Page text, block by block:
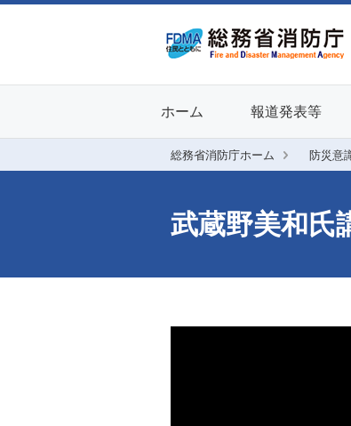
ホーム 報道発表等
総務省消防庁ホーム 防災意
武蔵野美和氏